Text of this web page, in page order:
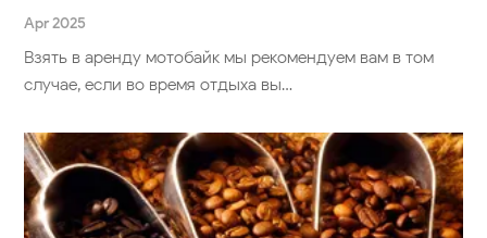
Apr 2025
Взять в аренду мотобайк мы рекомендуем вам в том
случае, если во время отдыха вы…